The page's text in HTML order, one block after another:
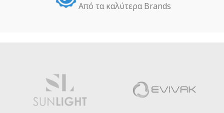
Από τα καλύτερα Βrands